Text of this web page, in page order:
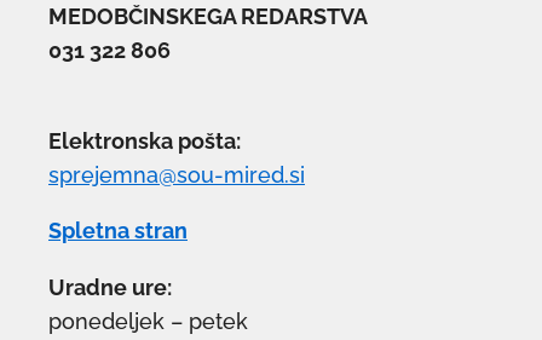
MEDOBČINSKEGA REDARSTVA
031 322 806
Elektronska pošta:
sprejemna@sou-mired.si
Spletna stran
Uradne ure:
ponedeljek – petek